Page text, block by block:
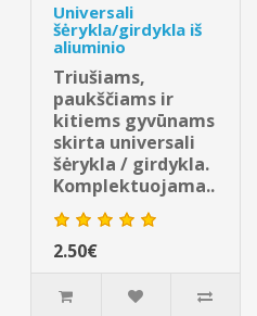
Universali
šėrykla/girdykla iš
aliuminio
Triušiams,
paukščiams ir
kitiems gyvūnams
skirta universali
šėrykla / girdykla.
Komplektuojama..
2.50€